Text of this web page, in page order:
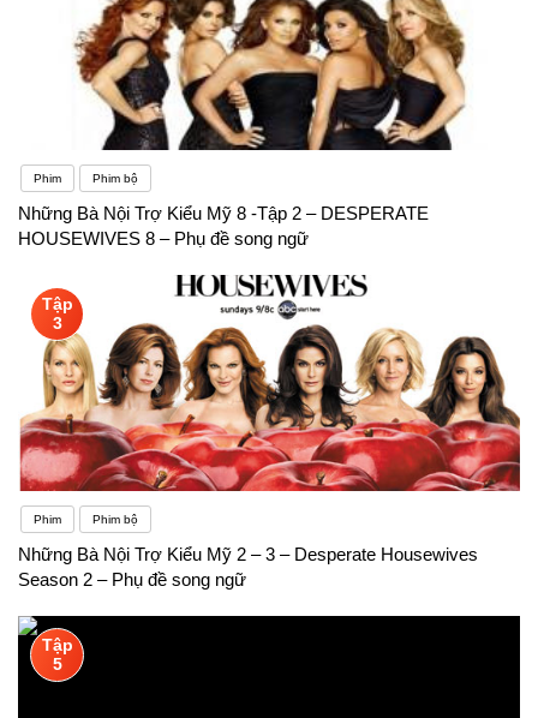
Phim Phim bộ
Những Bà Nội Trợ Kiểu Mỹ 8 -Tập 2 – DESPERATE
HOUSEWIVES 8 – Phụ đề song ngữ
Tập
3
Phim Phim bộ
Những Bà Nội Trợ Kiểu Mỹ 2 – 3 – Desperate Housewives
Season 2 – Phụ đề song ngữ
Tập
5